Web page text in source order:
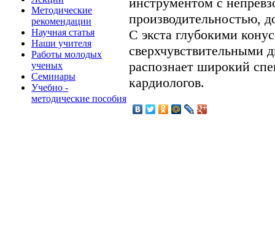
Методические
рекомендации
Научная статья
Наши учителя
Работы молодых
ученых
Семинары
Учебно -
методические пособия
производительностью,
С экста глубокими
сверхчувствительными
распознает широкий
кардиологов.